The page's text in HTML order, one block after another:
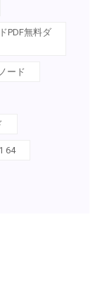
PDF無料ダ
ード
64